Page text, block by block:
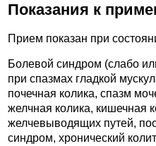
Показания к
Прием показан при
Болевой синдром (слабо
при спазмах гладкой
почечная колика, спазм
желчная колика, кишечная
желчевыводящих путей,
синдром, хронический